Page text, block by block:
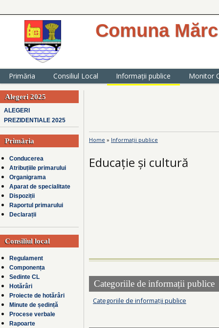
Comuna
Primăria Consiliul Local Informații publice Monitor
Alegeri 2025
ALEGERI
PREZIDENTIALE 2025
Primăria
Conducerea
Atribuțiile primarului
Organigrama
Aparat de specialitate
Dispoziții
Raportul primarului
Declarații
Consiliul local
Regulament
Componența
Sedinte CL
Hotărâri
Proiecte de hotărâri
Minute de ședință
Procese verbale
Rapoarte
You are here
Home » Informații publice
Educație și cultură
Categoriile de informații publice
Categoriile de informații publice